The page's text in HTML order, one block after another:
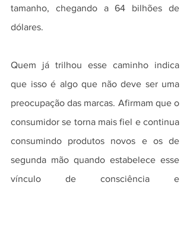
tamanho, chegando a 64 bilhões de
dólares.
Quem já trilhou esse caminho indica
que isso é algo que não deve ser uma
preocupação das marcas. Afirmam que o
consumidor se torna mais fiel e continua
consumindo produtos novos e os de
segunda mão quando estabelece esse
vínculo de consciência e